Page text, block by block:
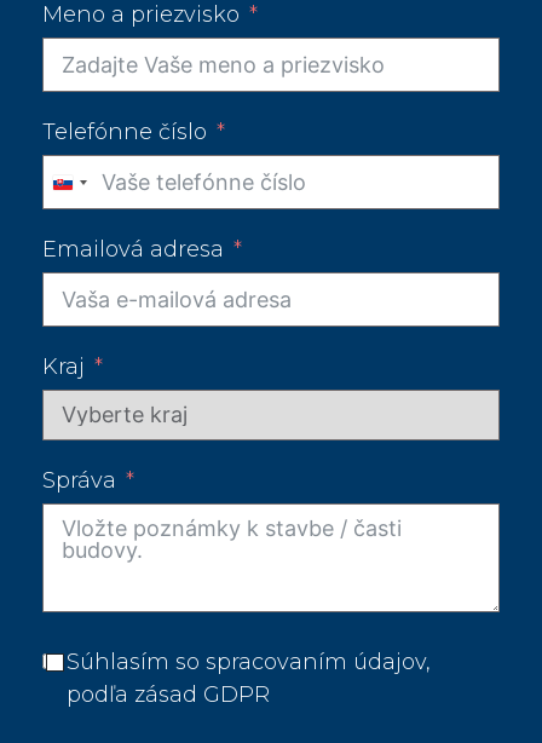
Meno a priezvisko
Telefónne číslo
Slovakia
Emailová adresa
Kraj
Správa
Súhlasím so spracovaním údajov,
podľa zásad GDPR